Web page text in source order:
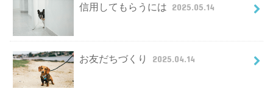
信用してもらうには 2025.05.14
お友だちづくり 2025.04.14